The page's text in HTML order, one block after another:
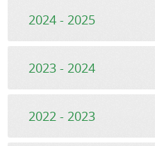
2024 - 2025
2023 - 2024
2022 - 2023